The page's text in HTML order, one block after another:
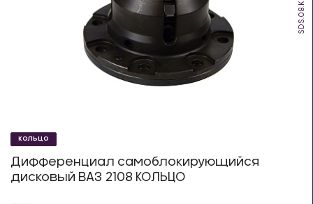
SDS.08.K
КОЛЬЦО
Дифференциал самоблокирующийся
дисковый ВАЗ 2108 КОЛЬЦО